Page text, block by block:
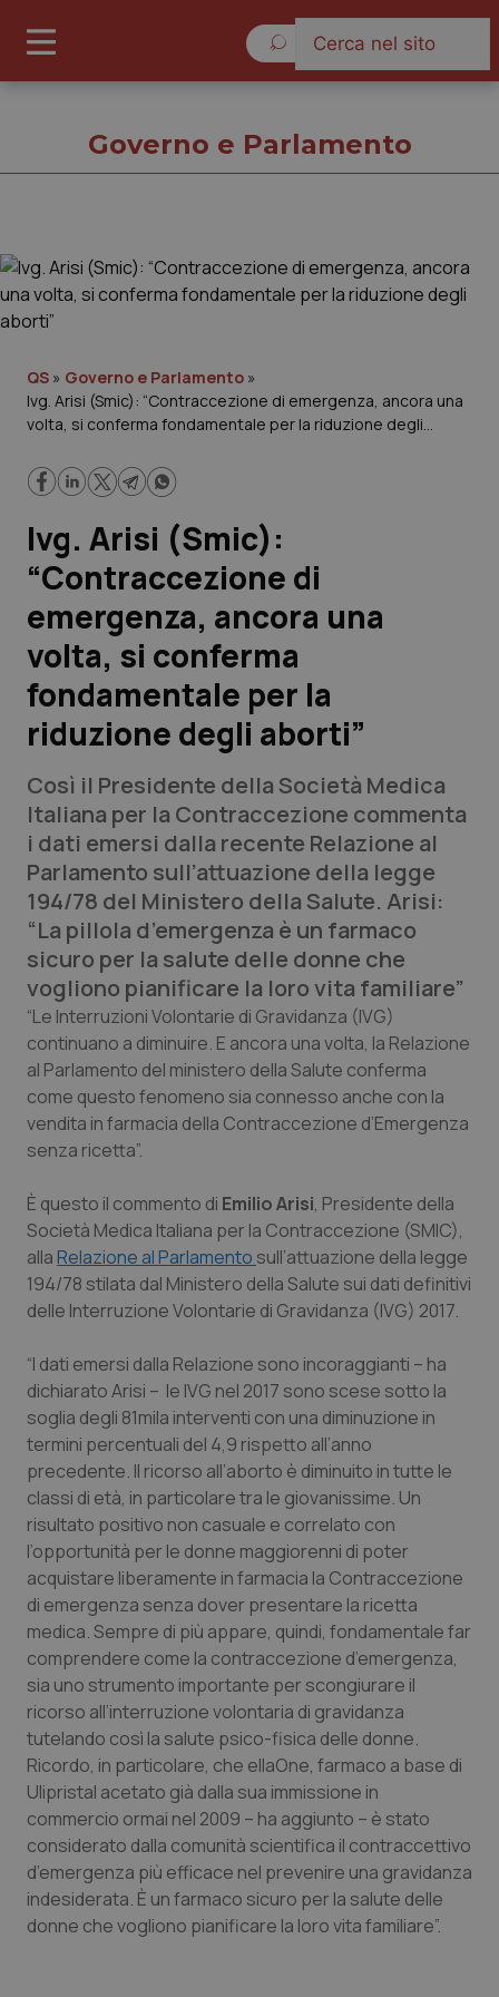
Cronache
Governo e Parlamento
Regioni e Asl
Lavoro e Professioni
Scienza e Farmaci
Studi e Analisi
Lettere al direttore
Edizioni Regionali
QS Pro
Professionisti Sanitari.AI
Abruzzo
Basilicata
Calabria
Campania
Emilia-Romagna
Lazio
Liguria
Lombardia
Marche
Molise
Piemonte
Provincia Autonoma di Bolzano
Provincia Autonoma di Trento
Puglia
Sardegna
Sicilia
Toscana
QS Pro Gold
Artrite & artrosi
Asma & BPCO
Car-T
Colesterolo & coronaropatie
Diabete & glucometri
Disturbi dell’umore
Dolore
Donna & Salute
Epatiti
HIV
Infezioni & Febbre
Ipertensione & Scompenso
Malattie rare
Malattia di Crohn & Rettocolite Ulcerosa
Neuroscienze & patologie neurodegenerative
Obesità
Oftalmologia
QS Club Newsletter
Governo e Parlamento
QS » Governo e Parlamento »
Ivg. Arisi (Smic): “Contraccezione di emergenza, ancora una
volta, si conferma fondamentale per la riduzione degli
Ivg. Arisi (Smic):
“Contraccezione di
emergenza, ancora una
volta, si conferma
fondamentale per la
riduzione degli aborti”
Così il Presidente della Società Medica
Italiana per la Contraccezione commenta
i dati emersi dalla recente Relazione al
Parlamento sull’attuazione della legge
194/78 del Ministero della Salute. Arisi:
“La pillola d’emergenza è un farmaco
sicuro per la salute delle donne che
vogliono pianificare la loro vita familiare”
“Le Interruzioni Volontarie di Gravidanza (IVG)
continuano a diminuire. E ancora una volta, la Relazione
al Parlamento del ministero della Salute conferma
come questo fenomeno sia connesso anche con la
vendita in farmacia della Contraccezione d’Emergenza
senza ricetta”.
È questo il commento di Emilio Arisi, Presidente della
Società Medica Italiana per la Contraccezione (SMIC),
allaRelazione al Parlamento sull’attuazione della legge
194/78 stilata dal Ministero della Salute sui dati definitivi
delle Interruzione Volontarie di Gravidanza (IVG) 2017.
“I dati emersi dalla Relazione sono incoraggianti – ha
dichiarato Arisi – le IVG nel 2017 sono scese sotto la
soglia degli 81mila interventi con una diminuzione in
termini percentuali del 4,9 rispetto all’anno
precedente. Il ricorso all’aborto è diminuito in tutte le
classi di età, in particolare tra le giovanissime. Un
risultato positivo non casuale e correlato con
l’opportunità per le donne maggiorenni di poter
acquistare liberamente in farmacia la Contraccezione
di emergenza senza dover presentare la ricetta
medica. Sempre di più appare, quindi, fondamentale far
comprendere come la contraccezione d’emergenza,
sia uno strumento importante per scongiurare il
ricorso all’interruzione volontaria di gravidanza
tutelando così la salute psico-fisica delle donne.
Ricordo, in particolare, che ellaOne, farmaco a base di
Ulipristal acetato già dalla sua immissione in
commercio ormai nel 2009 – ha aggiunto – è stato
considerato dalla comunità scientifica il contraccettivo
d’emergenza più efficace nel prevenire una gravidanza
indesiderata. È un farmaco sicuro per la salute delle
donne che vogliono pianificare la loro vita familiare”.